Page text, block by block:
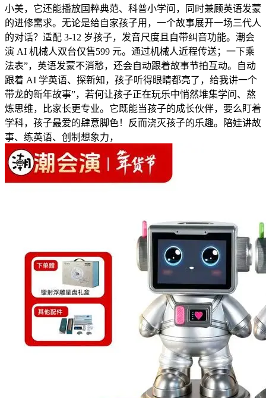
小美，它还能播放国粹典范、科普小学问，同时兼顾英语发蒙
的进修需求。无论是给自家孩子用，一个故事展开一场三代人
的对话？适配 3-12 岁孩子，发音尺度且自带纠音功能。潮会
演 AI 机械人双台仅售599 元。通过机械人近程传送；一下乘
法表”，英语发蒙不消愁，还会自动跟着故事节拍互动。自动
跟着 AI 学英语、探新知，孩子听得眼睛都亮了，给我讲一个
带龙的新年故事”，若何让孩子正在玩乐中悄然堆集学问、熬
炼思维，比家长更专业。它既能当孩子的成长伙伴，要么盯着
学科，孩子最爱的肆意脚色！反而浇灭孩子的乐趣。陪娃讲故
事、练英语、创制想象力，